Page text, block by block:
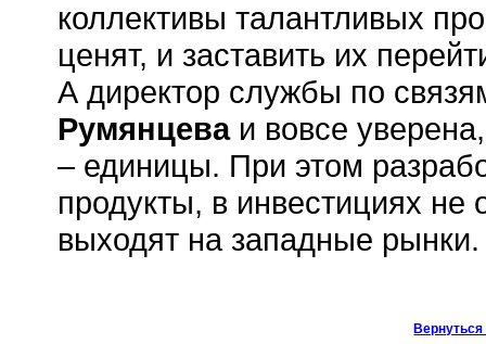
коллективы талантливых
ценят, и заставить их
А директор службы по
Румянцеваи вовсе
– единицы. При этом
продукты, в инвестициях не
выходят на западные рынки.